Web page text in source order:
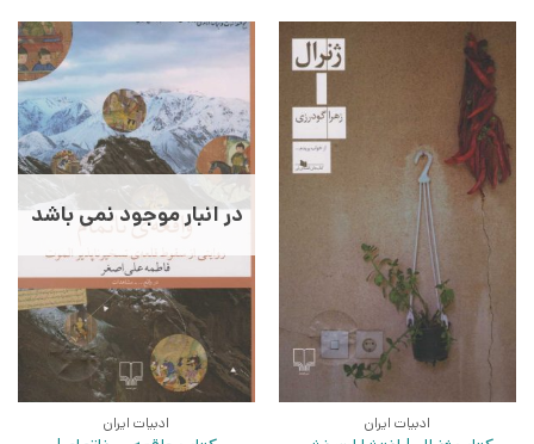
ادبیات ایران
در انبار موجود نمی باشد
ادبیات ایران